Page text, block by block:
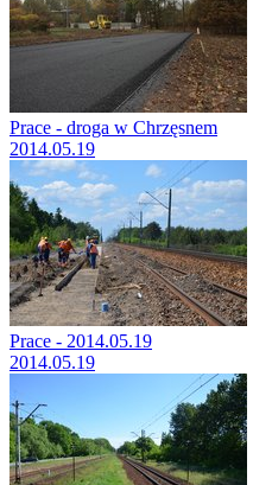
Prace - droga w Chrzęsnem
2014.05.19
Prace - 2014.05.19
2014.05.19